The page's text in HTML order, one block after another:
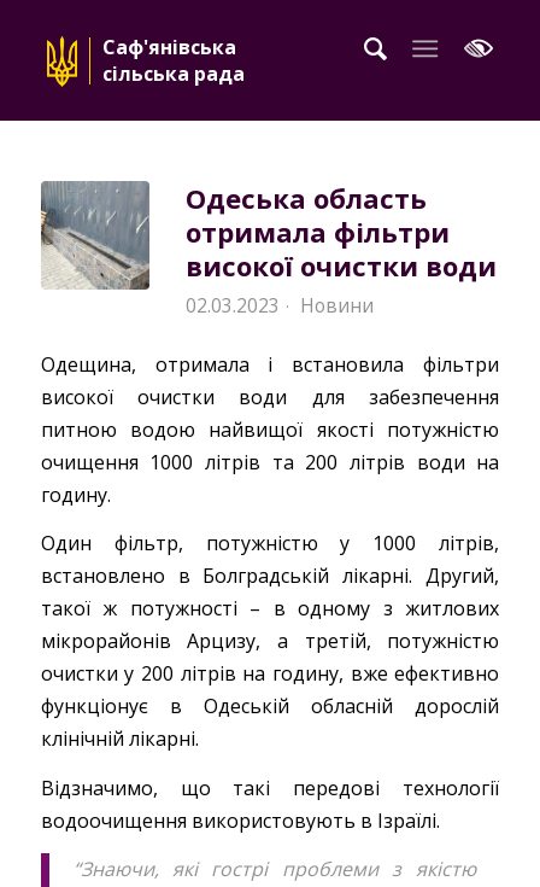
Саф'янівська
сільська рада
Одеська область
отримала фільтри
високої очистки води
02.03.2023 · Новини
Одещина, отримала і встановила фільтри
високої очистки води для забезпечення
питною водою найвищої якості потужністю
очищення 1000 літрів та 200 літрів води на
годину.
Один фільтр, потужністю у 1000 літрів,
встановлено в Болградській лікарні. Другий,
такої ж потужності – в одному з житлових
мікрорайонів Арцизу, а третій, потужністю
очистки у 200 літрів на годину, вже ефективно
функціонує в Одеській обласній дорослій
клінічній лікарні.
Відзначимо, що такі передові технології
водоочищення використовують в Ізраїлі.
“Знаючи, які гострі проблеми з якістю